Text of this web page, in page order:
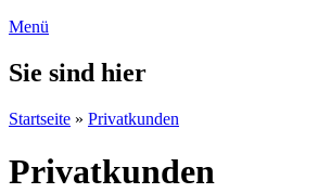
Menü
Sie sind hier
Startseite » Privatkunden
Privatkunden